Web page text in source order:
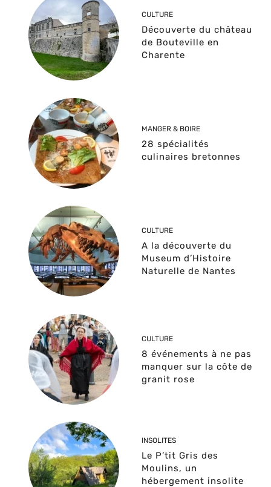
CULTURE
Découverte du château
de Bouteville en
Charente
MANGER & BOIRE
28 spécialités
culinaires bretonnes
CULTURE
A la découverte du
Museum d’Histoire
Naturelle de Nantes
CULTURE
8 événements à ne pas
manquer sur la côte de
granit rose
INSOLITES
Le P’tit Gris des
Moulins, un
hébergement insolite